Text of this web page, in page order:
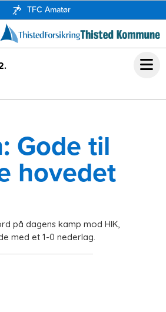
TFC Amatør
Gode til
hovedet
på dagens kamp mod HIK,
med et 1-0 nederlag.